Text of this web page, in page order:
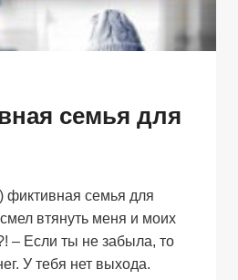
семья для
фиктивная семья для
втянуть меня и моих
– Если ты не забыла, то
У тебя нет выхода.